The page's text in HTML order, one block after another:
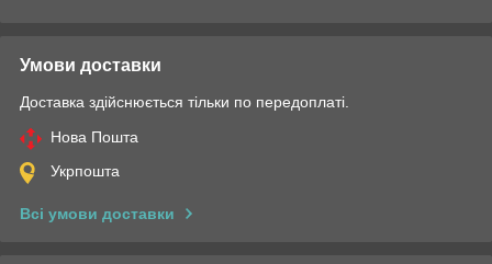
Умови доставки
Доставка здійснюється тільки по передоплаті.
Нова Пошта
Укрпошта
Всі умови доставки